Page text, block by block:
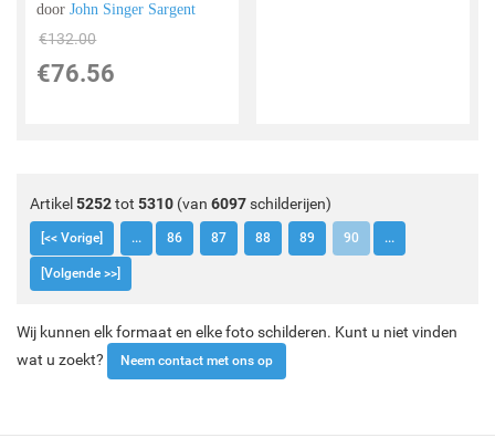
doorJohn Singer Sargent
€132.00
€76.56
Artikel 5252tot 5310 (van 6097schilderijen)
[<< Vorige] ... 86 87 88 89 90 ...
[Volgende >>]
Wij kunnen elk formaat en elke foto schilderen. Kunt u niet vinden
wat u zoekt?
Neem contact met ons op